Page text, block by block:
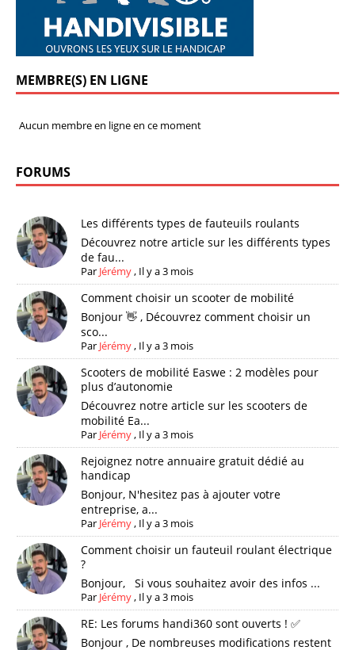
MEMBRE(S) EN LIGNE
Aucun membre en ligne en ce moment
FORUMS
Les différents types de fauteuils roulants
Découvrez notre article sur les différents types
de fau...
Par Jérémy, Il y a 3 mois
Comment choisir un scooter de mobilité
Bonjour 👋 , Découvrez comment choisir un
sco...
Par Jérémy, Il y a 3 mois
Scooters de mobilité Easwe : 2 modèles pour
plus d’autonomie
Découvrez notre article sur les scooters de
mobilité Ea...
Par Jérémy, Il y a 3 mois
Rejoignez notre annuaire gratuit dédié au
handicap
Bonjour, N'hesitez pas à ajouter votre
entreprise, a...
Par Jérémy, Il y a 3 mois
Comment choisir un fauteuil roulant électrique
?
Bonjour, Si vous souhaitez avoir des infos ...
Par Jérémy, Il y a 3 mois
RE: Les forums handi360 sont ouverts ! ✅
Bonjour , De nombreuses modifications restent